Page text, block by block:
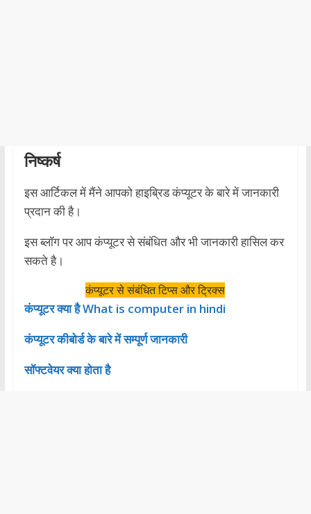
निष्कर्ष
इस आर्टिकल में मैंने आपको हाइब्रिड कंप्यूटर के बारे में जानकारी
प्रदान की है।
इस ब्लॉग पर आप कंप्यूटर से संबंधित और भी जानकारी हासिल कर
सकते है।
कंप्यूटर से संबंधित टिप्स और ट्रिक्स
कंप्यूटर क्या है What is computer in hindi
कंप्यूटर कीबोर्ड के बारे में सम्पूर्ण जानकारी
सॉफ्टवेयर क्या होता है